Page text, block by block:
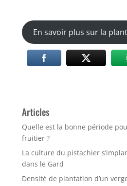
En savoir plus sur la
Articles
Quelle est la bonne période
fruitier ?
La culture du pistachier
dans le Gard
Densité de plantation d’un